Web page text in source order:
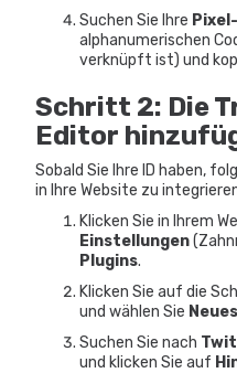
Suchen Sie Ihre
alphanumerischen
verknüpft ist) und
Schritt 2: Die
Editor
Sobald Sie Ihre ID haben,
in Ihre Website zu
Klicken Sie in Ihrem
Einstellungen
Plugins.
Klicken Sie auf die
und wählen Sie
Suchen Sie nach
und klicken Sie auf